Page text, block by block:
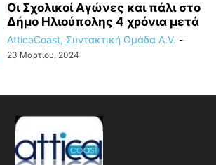
Οι Σχολικοί Αγώνες και πάλι στο
Δήμο Ηλιούπολης 4 χρόνια μετά
AtticaCoast, Συντακτική Ομάδα A.V. -
23 Μαρτίου, 2024